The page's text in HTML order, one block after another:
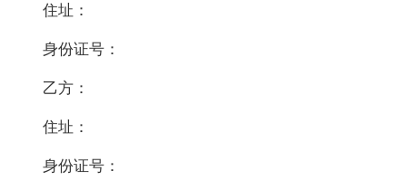
住址：
身份证号：
乙方：
住址：
身份证号：